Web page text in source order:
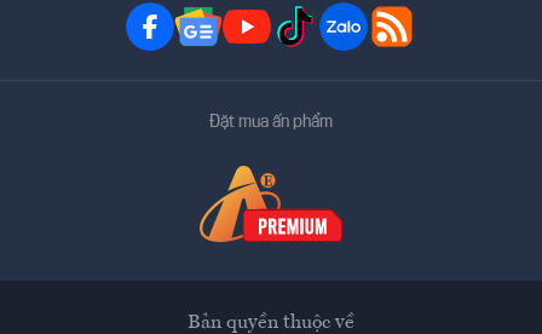
Đặt mua ấn phẩm
Bản quyền thuộc về